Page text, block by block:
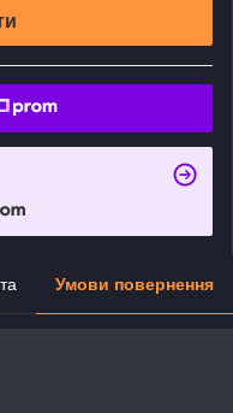
Умови повернення